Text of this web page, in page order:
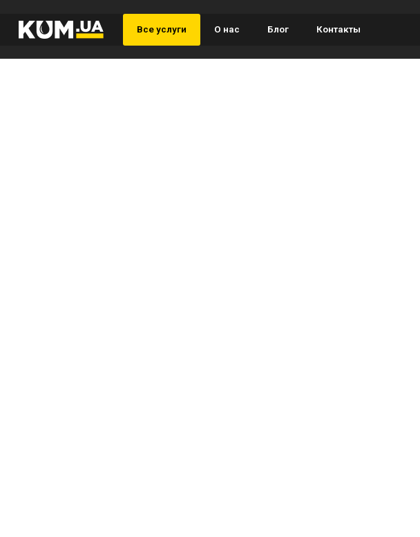
Все услуги О нас Блог Контакты